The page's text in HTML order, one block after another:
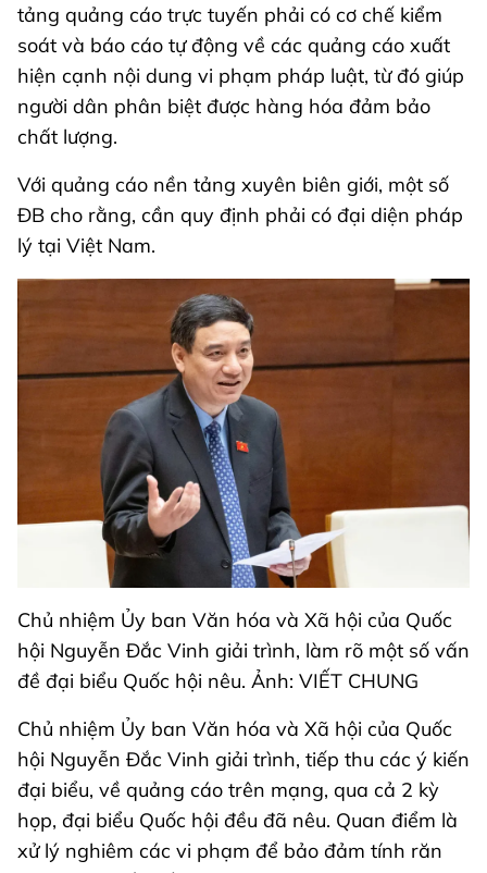
tảng quảng cáo trực tuyến phải có cơ chế kiểm
soát và báo cáo tự động về các quảng cáo xuất
hiện cạnh nội dung vi phạm pháp luật, từ đó giúp
người dân phân biệt được hàng hóa đảm bảo
chất lượng.
Với quảng cáo nền tảng xuyên biên giới, một số
ĐB cho rằng, cần quy định phải có đại diện pháp
lý tại Việt Nam.
Chủ nhiệm Ủy ban Văn hóa và Xã hội của Quốc
hội Nguyễn Đắc Vinh giải trình, làm rõ một số vấn
đề đại biểu Quốc hội nêu. Ảnh: VIẾT CHUNG
Chủ nhiệm Ủy ban Văn hóa và Xã hội của Quốc
hội Nguyễn Đắc Vinh giải trình, tiếp thu các ý kiến
đại biểu, về quảng cáo trên mạng, qua cả 2 kỳ
họp, đại biểu Quốc hội đều đã nêu. Quan điểm là
xử lý nghiêm các vi phạm để bảo đảm tính răn